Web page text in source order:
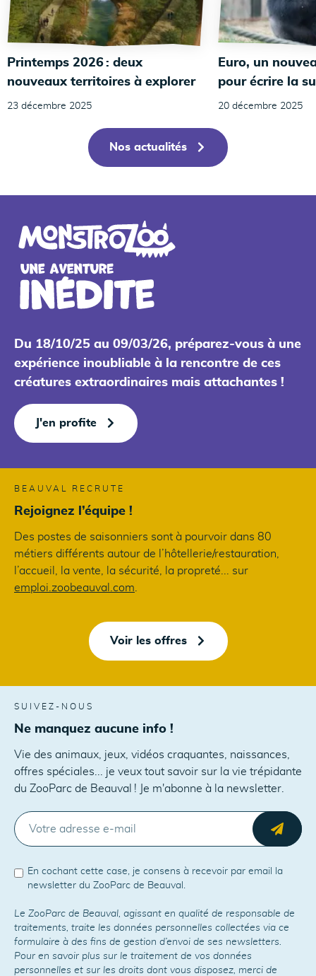
Printemps 2026 : deux
nouveaux territoires à explorer
23 décembre 2025
Euro, un
pour écrire la
20 décembre 2025
Nos actualités
Du 18/10/25 au 09/03/26, préparez-vous à une
expérience inoubliable à la rencontre de ces
créatures extraordinaires mais attachantes !
J'en profite
BEAUVAL RECRUTE
Rejoignez l’équipe !
Des postes de saisonniers sont à pourvoir dans 80
métiers différents autour de l’hôtellerie/restauration,
l’accueil, la vente, la sécurité, la propreté... sur
emploi.zoobeauval.com
Voir les offres
SUIVEZ-NOUS
Ne manquez aucune info !
Vie des animaux, jeux, vidéos craquantes, naissances,
offres spéciales... je veux tout savoir sur la vie trépidante
du ZooParc de Beauval ! Je m'abonne à la newsletter.
En cochant cette case, je consens à recevoir par email la
newsletter du ZooParc de Beauval.
Le ZooParc de Beauval, agissant en qualité de responsable de
traitements, traite les données personnelles collectées via ce
formulaire à des fins de gestion d’envoi de ses newsletters.
Pour en savoir plus sur le traitement de vos données
personnelles et sur les droits dont vous disposez, merci de